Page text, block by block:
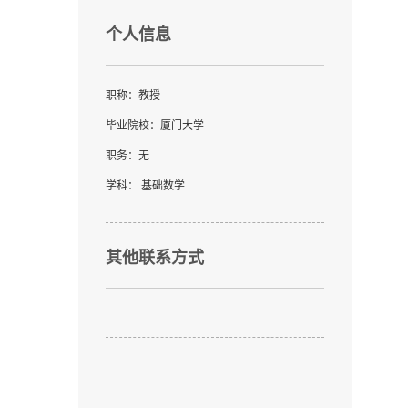
个人信息
职称：教授
毕业院校：厦门大学
职务：无
学科： 基础数学
其他联系方式